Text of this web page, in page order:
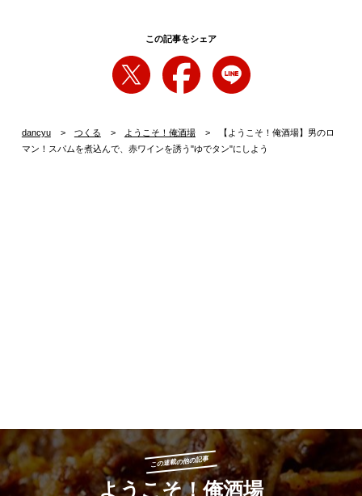
この記事をシェア
dancyu つくる ようこそ！俺酒場
【ようこそ！俺酒場】男のロ
マン！スパムを煮込んで、赤ワインを誘う"ゆでタン"にしよう
この連載の他の記事
ようこそ！俺酒場